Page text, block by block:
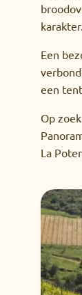
karakter.
Een
een
Op
La